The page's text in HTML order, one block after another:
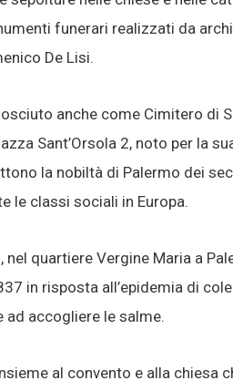
funerari realizzati da
De Lisi.
anche come Cimitero di
Sant’Orsola 2, noto per la
la nobiltà di Palermo dei
le classi sociali in Europa.
quartiere Vergine Maria a
in risposta all’epidemia di
ad accogliere le salme.
al convento e alla chiesa